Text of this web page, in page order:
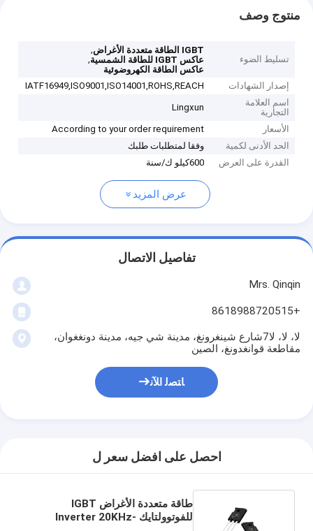
منتوج وصف
تسليط الضوء
IGBT الطاقة متعددة الأغراض
,
عاكس IGBT للطاقة الشمسية
,
عاكس الطاقة الكهروضوئية
إصدار الشهادات
IATF16949,ISO9001,ISO14001,ROHS,REACH
اسم العلامة
التجارية
Lingxun
الأسعار
According to your order requirement
الحد الأدنى لكمية
وفقا لمتطلبات طلبك
القدرة على العرض
600كيلو ك/سنة
عرض المزيد
تفاصيل الاتصال
Mrs. Qinqin
+8618988720515
لا، لا، لا7شارع شينغرونغ، مدينة شي جيه، مدينة دونغغوان،
مقاطعة قوانغدونغ، الصين
ﺎﺘﺼﻟ ﺍﻶﻧ
احصل على افضل سعر ل
طاقة متعددة الأغراض IGBT
للفوتوولتايك Inverter 20KHz-